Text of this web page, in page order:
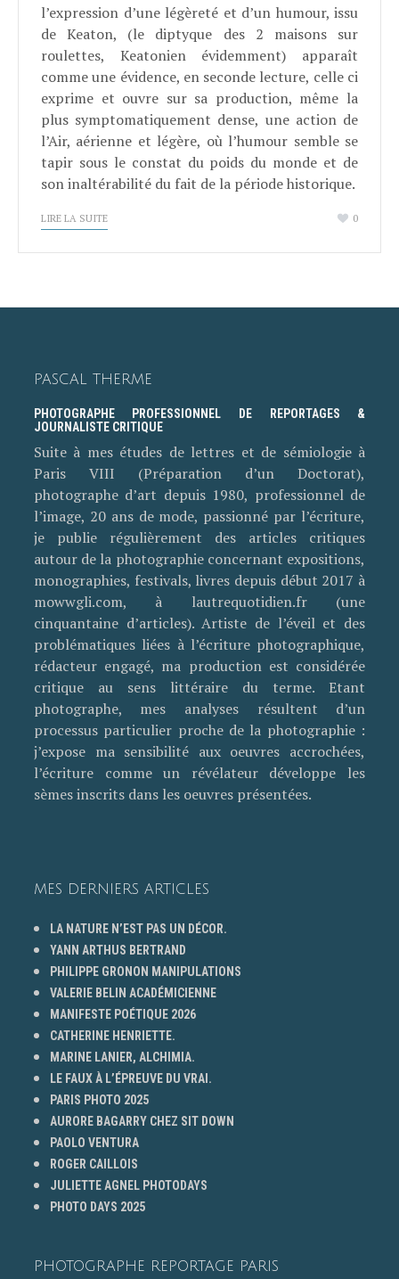
l’expression d’une légèreté et d’un humour, issu
de Keaton, (le diptyque des 2 maisons sur
roulettes, Keatonien évidemment) apparaît
comme une évidence, en seconde lecture, celle ci
exprime et ouvre sur sa production, même la
plus symptomatiquement dense, une action de
l’Air, aérienne et légère, où l’humour semble se
tapir sous le constat du poids du monde et de
son inaltérabilité du fait de la période historique.
LIRE LA SUITE 0
PASCAL THERME
PHOTOGRAPHE PROFESSIONNEL DE REPORTAGES &
JOURNALISTE CRITIQUE
Suite à mes études de lettres et de sémiologie à
Paris VIII (Préparation d’un Doctorat),
photographe d’art depuis 1980, professionnel de
l’image, 20 ans de mode, passionné par l’écriture,
je publie régulièrement des articles critiques
autour de la photographie concernant expositions,
monographies, festivals, livres depuis début 2017 à
mowwgli.com, à lautrequotidien.fr (une
cinquantaine d’articles). Artiste de l’éveil et des
problématiques liées à l’écriture photographique,
rédacteur engagé, ma production est considérée
critique au sens littéraire du terme. Etant
photographe, mes analyses résultent d’un
processus particulier proche de la photographie :
j’expose ma sensibilité aux oeuvres accrochées,
l’écriture comme un révélateur développe les
sèmes inscrits dans les oeuvres présentées.
MES DERNIERS ARTICLES
LA NATURE N’EST PAS UN DÉCOR.
YANN ARTHUS BERTRAND
PHILIPPE GRONON MANIPULATIONS
VALERIE BELIN ACADÉMICIENNE
MANIFESTE POÉTIQUE 2026
CATHERINE HENRIETTE.
MARINE LANIER, ALCHIMIA.
LE FAUX À L’ÉPREUVE DU VRAI.
PARIS PHOTO 2025
AURORE BAGARRY CHEZ SIT DOWN
PAOLO VENTURA
ROGER CAILLOIS
JULIETTE AGNEL PHOTODAYS
PHOTO DAYS 2025
PHOTOGRAPHE REPORTAGE PARIS